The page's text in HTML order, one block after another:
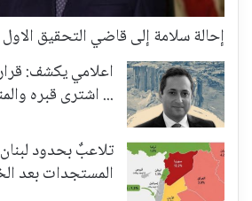
إحالة سلامة إلى قاضي التحقيق الاول
اعلامي يكشف:
... اشترى قبره
تلاعبٌ بحدود
المستجدات بعد